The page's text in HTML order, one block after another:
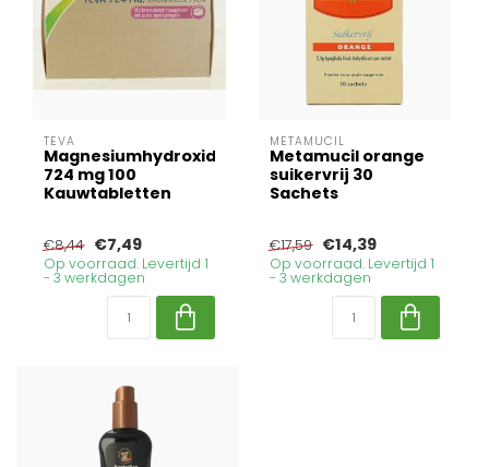
TEVA
Magnesiumhydroxide
724 mg 100
Kauwtabletten
€8,44 €7,49
Op voorraad. Levertijd 1
- 3 werkdagen
METAMUCIL
Metamucil orange
suikervrij 30
Sachets
€17,59 €14,39
Op voorraad. Levertijd 1
- 3 werkdagen